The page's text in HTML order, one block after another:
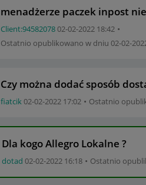
menadżerze paczek inpost
Client:94582078‎02-02-2022 18:42
Ostatnio opublikowano w dniu ‎02-02-
Czy można dodać sposób
fiatcik‎02-02-2022 17:02 Ostatnio
Dla kogo Allegro Lokalne ?
dotad ‎02-02-2022 16:18 Ostatnio